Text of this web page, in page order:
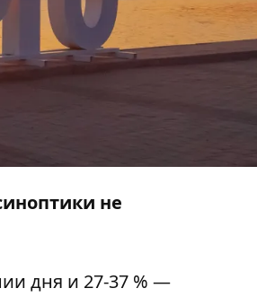
не
дня и 27-37 % —